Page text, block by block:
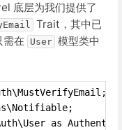
底层为我们提供了
Trait，其中已
需在
User 模型类中
as